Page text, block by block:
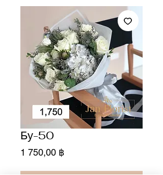
Бу-50
1 750,00 ฿Цена